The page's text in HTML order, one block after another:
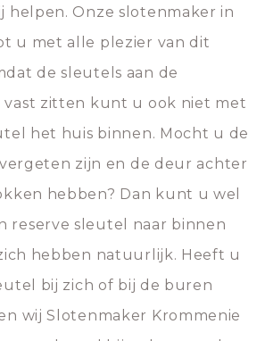
helpen. Onze slotenmaker in
u met alle plezier van dit
de sleutels aan de
vast zitten kunt u ook niet met
het huis binnen. Mocht u de
zijn en de deur achter
hebben? Dan kunt u wel
reserve sleutel naar binnen
hebben natuurlijk. Heeft u
bij zich of bij de buren
wij Slotenmaker Krommenie